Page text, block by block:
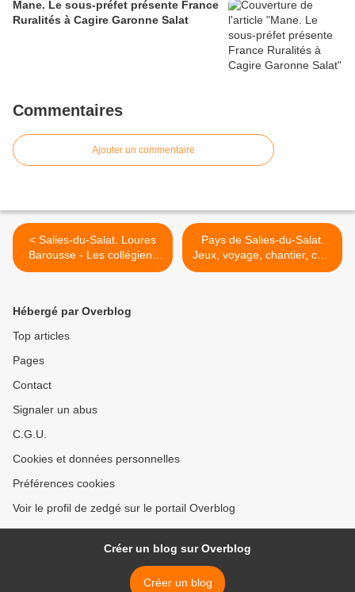
Mane. Le sous-préfet présente France
Ruralités à Cagire Garonne Salat
Commentaires
Ajouter un commentaire
< Salies-du-Salat. Loures
Barousse - Les collégiens
découvrent le massacre du
Pays de Salies-du-Salat.
Jeux, voyage, chantier, colo
apprenante : le choix à
Hébergé par Overblog
Top articles
Pages
Contact
Signaler un abus
C.G.U.
Cookies et données personnelles
Préférences cookies
Voir le profil de zedgé sur le portail Overblog
Créer un blog sur Overblog
Créer un blog